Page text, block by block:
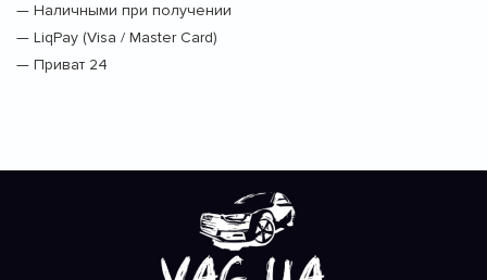
— Наличными при получении
— LiqPay (Visa / Master Card)
— Приват 24